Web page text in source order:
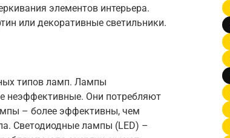
элементов интерьера.
или декоративные светильники.
типов ламп. Лампы
неэффективные. Они потребляют
– более эффективны, чем
Светодиодные лампы (LED) –